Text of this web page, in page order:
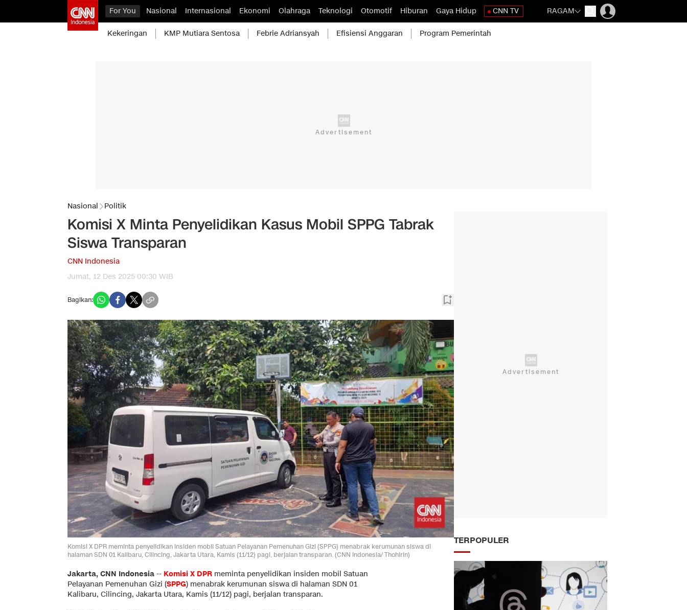
For You Nasional Internasional Ekonomi Olahraga Teknologi Otomotif Hiburan Gaya Hidup CNN TV RAGAM
Kekeringan KMP Mutiara Sentosa Febrie Adriansyah Efisiensi Anggaran Program Pemerintah
Nasional Politik
Komisi X Minta Penyelidikan Kasus Mobil SPPG Tabrak
Siswa Transparan
CNN Indonesia
Jumat, 12 Des 2025 00:30 WIB
Bagikan:
Komisi X DPR meminta penyelidikan insiden mobil Satuan Pelayanan Pemenuhan Gizi (SPPG) menabrak kerumunan siswa di
halaman SDN 01 Kalibaru, Cilincing, Jakarta Utara, Kamis (11/12) pagi, berjalan transparan. (CNN Indonesia/ Thohirin)
Jakarta, CNN Indonesia -- Komisi X DPR meminta penyelidikan insiden mobil Satuan
Pelayanan Pemenuhan Gizi (SPPG) menabrak kerumunan siswa di halaman SDN 01
Kalibaru, Cilincing, Jakarta Utara, Kamis (11/12) pagi, berjalan transparan.
TERPOPULER